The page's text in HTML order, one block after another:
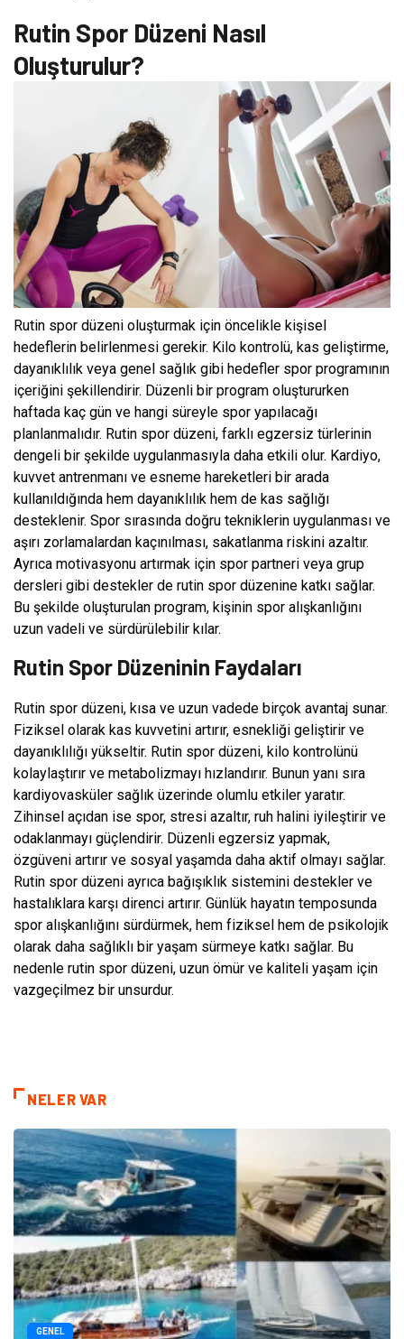
Rutin Spor Düzeni Nasıl
Oluşturulur?
Rutin spor düzeni oluşturmak için öncelikle kişisel
hedeflerin belirlenmesi gerekir. Kilo kontrolü, kas geliştirme,
dayanıklılık veya genel sağlık gibi hedefler spor programının
içeriğini şekillendirir. Düzenli bir program oluştururken
haftada kaç gün ve hangi süreyle spor yapılacağı
planlanmalıdır. Rutin spor düzeni, farklı egzersiz türlerinin
dengeli bir şekilde uygulanmasıyla daha etkili olur. Kardiyo,
kuvvet antrenmanı ve esneme hareketleri bir arada
kullanıldığında hem dayanıklılık hem de kas sağlığı
desteklenir. Spor sırasında doğru tekniklerin uygulanması ve
aşırı zorlamalardan kaçınılması, sakatlanma riskini azaltır.
Ayrıca motivasyonu artırmak için spor partneri veya grup
dersleri gibi destekler de rutin spor düzenine katkı sağlar.
Bu şekilde oluşturulan program, kişinin spor alışkanlığını
uzun vadeli ve sürdürülebilir kılar.
Rutin Spor Düzeninin Faydaları
Rutin spor düzeni, kısa ve uzun vadede birçok avantaj sunar.
Fiziksel olarak kas kuvvetini artırır, esnekliği geliştirir ve
dayanıklılığı yükseltir. Rutin spor düzeni, kilo kontrolünü
kolaylaştırır ve metabolizmayı hızlandırır. Bunun yanı sıra
kardiyovasküler sağlık üzerinde olumlu etkiler yaratır.
Zihinsel açıdan ise spor, stresi azaltır, ruh halini iyileştirir ve
odaklanmayı güçlendirir. Düzenli egzersiz yapmak,
özgüveni artırır ve sosyal yaşamda daha aktif olmayı sağlar.
Rutin spor düzeni ayrıca bağışıklık sistemini destekler ve
hastalıklara karşı direnci artırır. Günlük hayatın temposunda
spor alışkanlığını sürdürmek, hem fiziksel hem de psikolojik
olarak daha sağlıklı bir yaşam sürmeye katkı sağlar. Bu
nedenle rutin spor düzeni, uzun ömür ve kaliteli yaşam için
vazgeçilmez bir unsurdur.
NELER VAR
GENEL